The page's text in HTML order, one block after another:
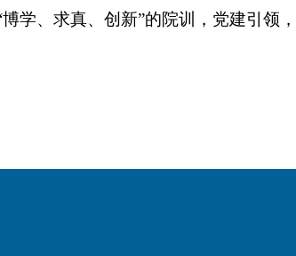
学、求真、创新”的院训，党建引领